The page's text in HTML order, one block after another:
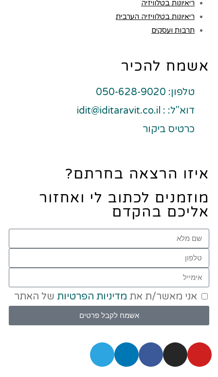
ריאיונות בטלוויזיה
ריאיונות בטלוויזיה הערבית
תרבות ועסקים
איזו הרצאה בחרתם?
מוזמנים לכתוב לי ואחזור
אליכם בהקדם
אני מאשר/ת את מדיניות הפרטיות של האתר
אשמח לקבל פרטים
אשמח להכיר
טלפון: 050-628-9020
דוא"ל: : idit@iditaravit.co.il
כרטיס ביקור